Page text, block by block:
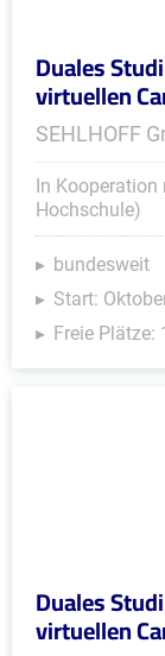
Duales
virtuellen
SEHLHOFF
In
Hochschule)
bundesweit
Start:
Freie Plätze:
Duales
virtuellen